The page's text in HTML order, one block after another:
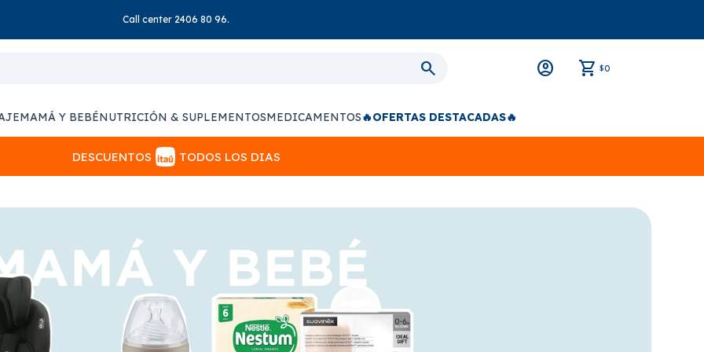
Call center 2406 80 96.
$0
MAMÁ Y BEBÉNUTRICIÓN & SUPLEMENTOSMEDICAMENTOS🔥OFERTAS DESTACADAS🔥
DESCUENTOS TODOS LOS DIAS